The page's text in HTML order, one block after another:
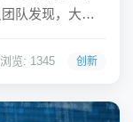
队发现，大脑
果近日发表在
浏览: 1345 创新